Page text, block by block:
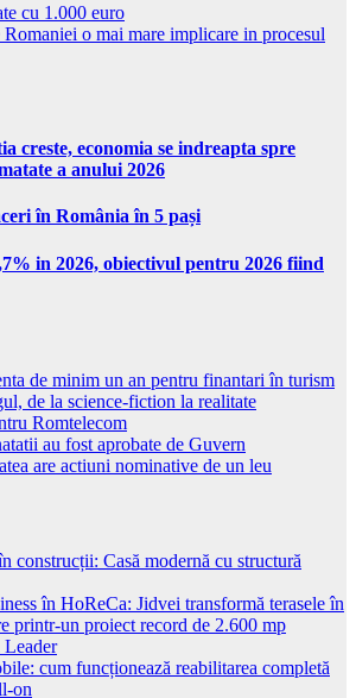
cu 1.000 euro
o mai mare implicare in procesul
creste, economia se indreapta spre
a anului 2026
în România în 5 pași
in 2026, obiectivul pentru 2026 fiind
de minim un an pentru finantari în turism
de la science-fiction la realitate
Romtelecom
au fost aprobate de Guvern
are actiuni nominative de un leu
construcții: Casă modernă cu structură
în HoReCa: Jidvei transformă terasele în
printr-un proiect record de 2.600 mp
cum funcționează reabilitarea completă
on